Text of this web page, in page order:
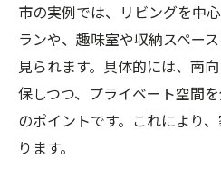
市の実例では、リビングを中
ランや、趣味室や収納スペー
見られます。具体的には、南
保しつつ、プライベート空間
のポイントです。これにより
ります。